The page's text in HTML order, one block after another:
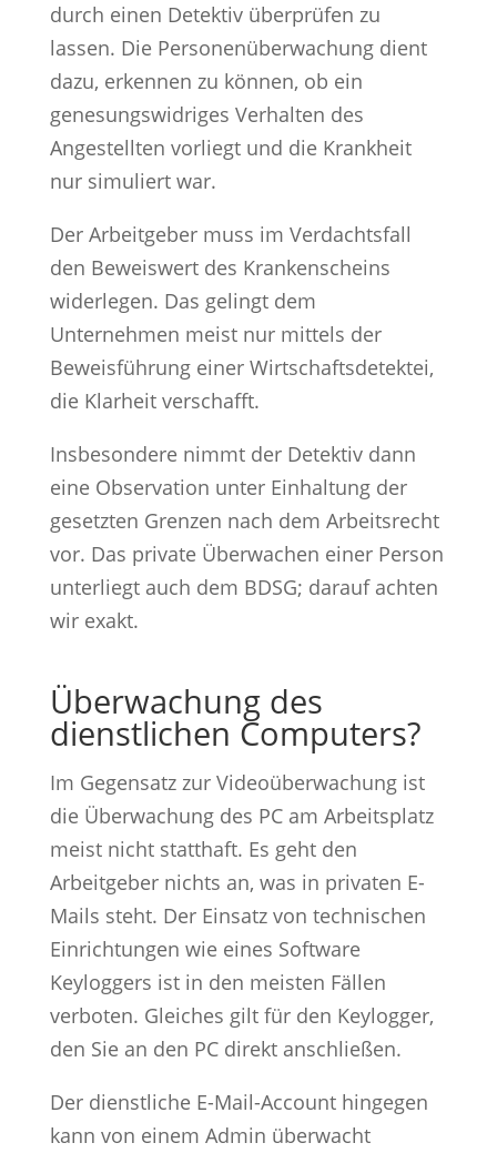
durch einen Detektiv überprüfen zu
lassen. Die Personenüberwachung dient
dazu, erkennen zu können, ob ein
genesungswidriges Verhalten des
Angestellten vorliegt und die Krankheit
nur simuliert war.
Der Arbeitgeber muss im Verdachtsfall
den Beweiswert des Krankenscheins
widerlegen. Das gelingt dem
Unternehmen meist nur mittels der
Beweisführung einer Wirtschaftsdetektei,
die Klarheit verschafft.
Insbesondere nimmt der Detektiv dann
eine Observation unter Einhaltung der
gesetzten Grenzen nach dem Arbeitsrecht
vor. Das private Überwachen einer Person
unterliegt auch dem BDSG; darauf achten
wir exakt.
Überwachung des
dienstlichen Computers?
Im Gegensatz zur Videoüberwachung ist
die Überwachung des PC am Arbeitsplatz
meist nicht statthaft. Es geht den
Arbeitgeber nichts an, was in privaten E-
Mails steht. Der Einsatz von technischen
Einrichtungen wie eines Software
Keyloggers ist in den meisten Fällen
verboten. Gleiches gilt für den Keylogger,
den Sie an den PC direkt anschließen.
Der dienstliche E-Mail-Account hingegen
kann von einem Admin überwacht